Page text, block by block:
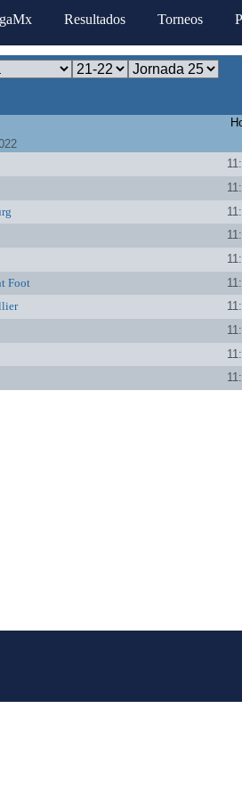
Resultados Torneos
Foot